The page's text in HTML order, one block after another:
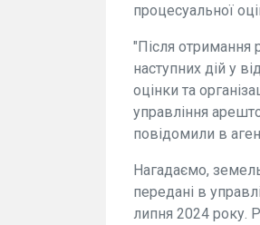
процесуальної
"Після отримання
наступних дій у
оцінки та
управління
повідомили в
Нагадаємо,
передані в
липня 2024 року.